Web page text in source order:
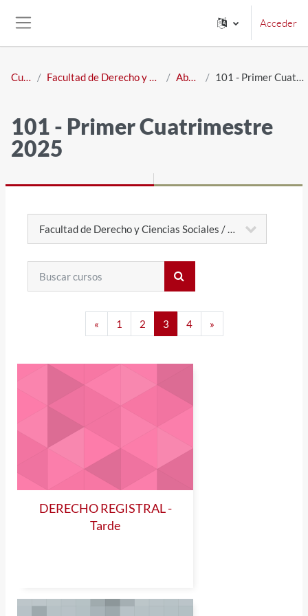
Acceder
Cursos Facultad de Derecho y Ciencias Sociales Abogacía 101 - Primer Cuatrimestre 2025
101 - Primer Cuatrimestre
2025
Categorías
«Página anterior
1 Página 1
2Página 2
3Página 3
4Página 4
»Siguiente página
DERECHO REGISTRAL -
Tarde